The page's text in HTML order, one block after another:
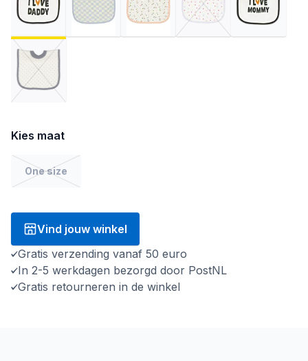
Kies maat
One size
Vind jouw winkel
Gratis verzending vanaf 50 euro
In 2-5 werkdagen bezorgd door PostNL
Gratis retourneren in de winkel